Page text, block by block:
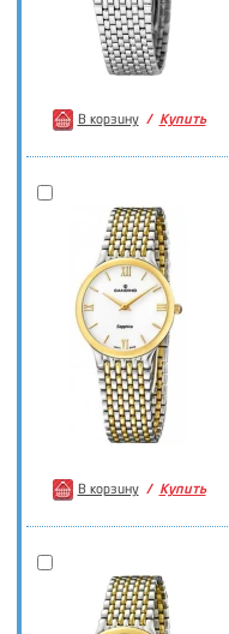
В корзину Купить
В корзину Купить